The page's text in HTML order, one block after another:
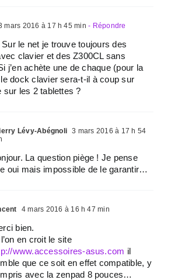
mars 2016 à 17 h 45 min - Répondre
Sur le net je trouve toujours des
clavier et des Z300CL sans
j’en achète une de chaque (pour la
dock clavier sera-t-il à coup sur
sur les 2 tablettes ?
Lévy-Abégnoli 3 mars 2016 à 17 h 54
La question piège ! Je pense
oui mais impossible de le garantir…
4 mars 2016 à 16 h 47 min
bien.
en croit le site
www.accessoires-asus.com il
que ce soit en effet compatible, y
avec la zenpad 8 pouces…